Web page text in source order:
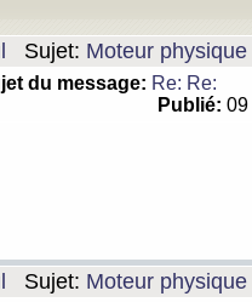
Sujet: Moteur
du message: Re: Re:
Publié:
Sujet: Moteur